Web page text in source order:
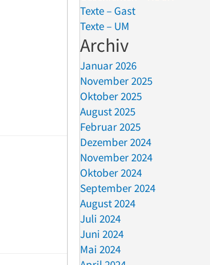
Texte – Gast
Texte – UM
Archiv
Januar 2026
November 2025
Oktober 2025
August 2025
Februar 2025
Dezember 2024
November 2024
Oktober 2024
September 2024
August 2024
Juli 2024
Juni 2024
Mai 2024